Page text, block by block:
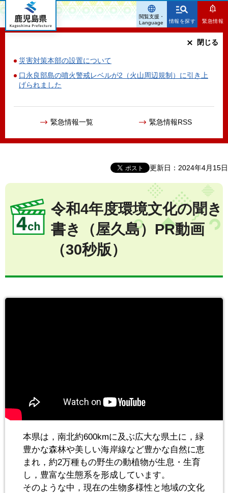
鹿児島県
情報を探す 緊急情報
災害対策本部の設置について
口永良部島の噴火警戒レベルが2（火山周辺規制）に引き上
げられました
緊急情報一覧 緊急情報RSS
閉じる
閲覧支援・
Language
更新日：2024年4月15日
令和4年度環境文化の聞き
書き（屋久島）PR動画
（30秒版）
本県は，南北約600kmに及ぶ広大な県土に，緑
豊かな森林や美しい海岸線など豊かな自然に恵
まれ，約2万種もの野生の動植物が生息・生育
し，豊富な生態系を形成しています。
そのような中，現在の生物多様性と地域の文化